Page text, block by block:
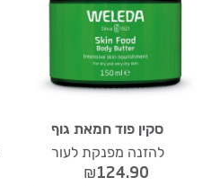
סקין פוד חמאת גוף
להזנה מפנקת לעור
₪124.90